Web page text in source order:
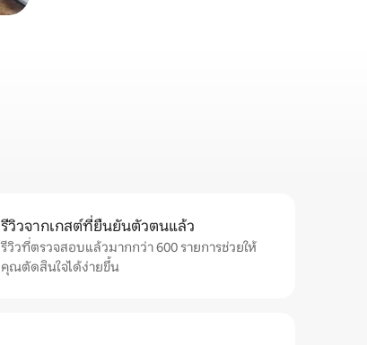
รีวิวจากเกสต์ที่ยืนยันตัวตนแล้ว
รีวิวที่ตรวจสอบแล้วมากกว่า 600 รายการช่วยให้
คุณตัดสินใจได้ง่ายขึ้น